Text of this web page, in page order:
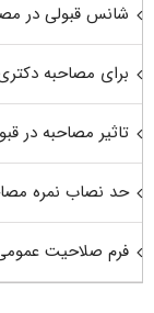
شانس قبولی در
برای مصاحبه
تاثیر مصاحبه در
حد نصاب نمره
فرم صلاحیت